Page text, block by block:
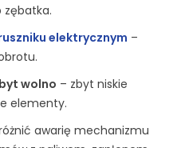
zębatka.
elektrycznym –
wolno – zbyt niskie
elementy.
awarię mechanizmu